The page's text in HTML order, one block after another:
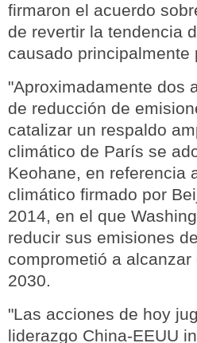
firmaron el acuerdo
de revertir la tendencia
causado
"Aproximadamente dos
de reducción de
catalizar un respaldo
climático de París se
Keohane, en referencia
climático firmado por
2014, en el que
reducir sus emisiones
comprometió a
2030.
"Las acciones de hoy
liderazgo China-EEUU